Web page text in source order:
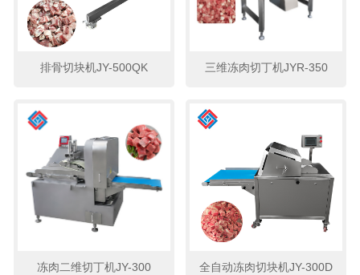
排骨切块机JY-500QK 三维冻肉切丁机JYR-350
冻肉二维切丁机JY-300 全自动冻肉切块机JY-300D